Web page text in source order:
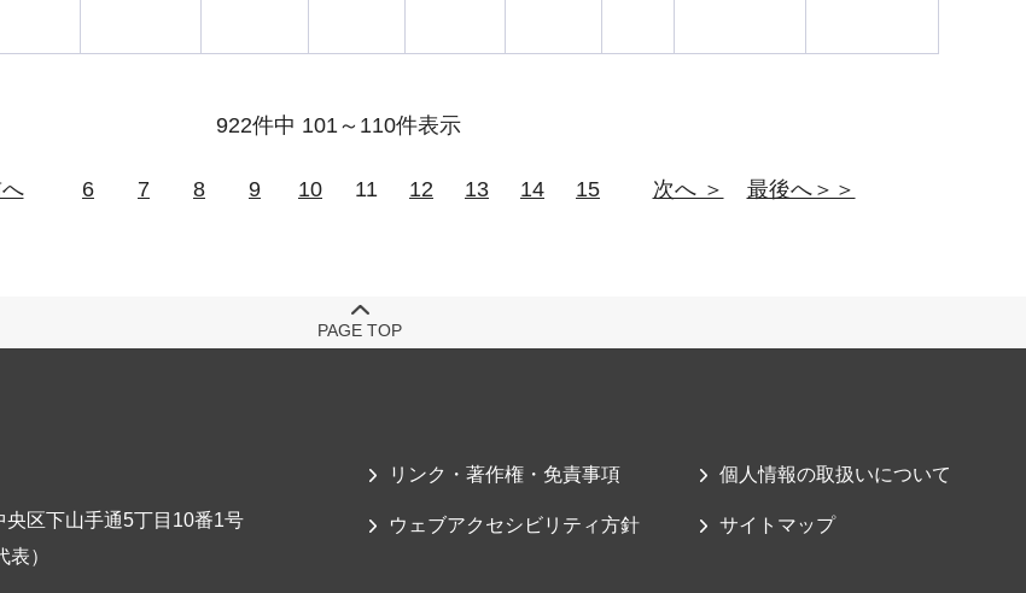
922件中 101～110件表示
6 7 8 9 10 11 12 13 14 15 次へ ＞ 最後へ＞＞
PAGE TOP
央区下山手通5丁目10番1号
）
リンク・著作権・免責事項 個人情報の取扱いについて
ウェブアクセシビリティ方針 サイトマップ